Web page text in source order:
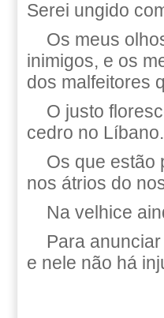
Serei ungido
Os meus
inimigos, e os
dos malfeitores
O justo
cedro no Líbano.
Os que estão
nos átrios do
Na velhice
Para
e nele não há